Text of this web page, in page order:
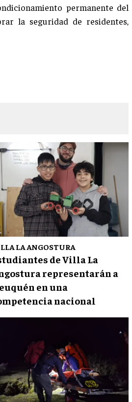
permanente del
la seguridad de residentes,
LA ANGOSTURA
de Villa La
representarán a
en una
nacional